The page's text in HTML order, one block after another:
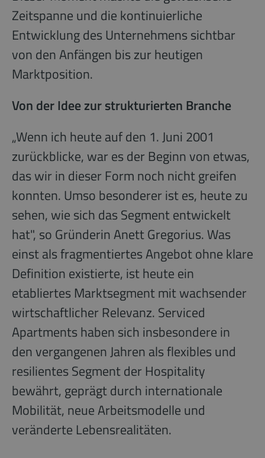
Zeitspanne und die kontinuierliche
Entwicklung des Unternehmens sichtbar
von den Anfängen bis zur heutigen
Marktposition.
Von der Idee zur strukturierten Branche
„Wenn ich heute auf den 1. Juni 2001
zurückblicke, war es der Beginn von etwas,
das wir in dieser Form noch nicht greifen
konnten. Umso besonderer ist es, heute zu
sehen, wie sich das Segment entwickelt
hat", so Gründerin Anett Gregorius. Was
einst als fragmentiertes Angebot ohne klare
Definition existierte, ist heute ein
etabliertes Marktsegment mit wachsender
wirtschaftlicher Relevanz. Serviced
Apartments haben sich insbesondere in
den vergangenen Jahren als flexibles und
resilientes Segment der Hospitality
bewährt, geprägt durch internationale
Mobilität, neue Arbeitsmodelle und
veränderte Lebensrealitäten.